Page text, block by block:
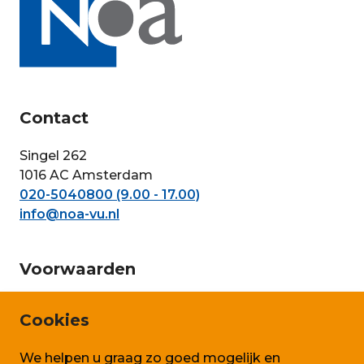
Contact
Singel 262
1016 AC Amsterdam
020-5040800 (9.00 - 17.00)
info@noa-vu.nl
Voorwaarden
Algemene voorwaarden SLA
Cookies
We helpen u graag zo goed mogelijk en